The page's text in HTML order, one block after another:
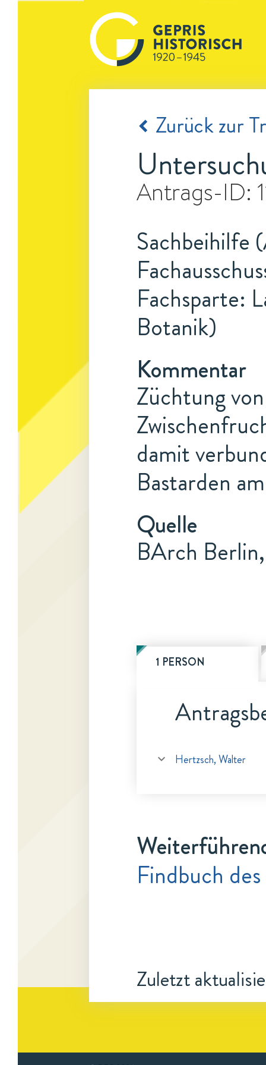
Zurück zur
Antrags-ID:
Sachbeihilfe
Fachsparte:
Botanik)
Kommentar
Züchtung
damit
Bastarden
Quelle
BArch
1 PERSON
Hertzsch, Walter
Findbuch
Zuletzt